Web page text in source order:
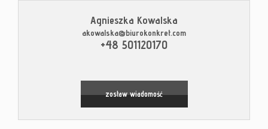
Leaflet © MapTiler©
Agnieszka Kowalska
akowalska@biurokonkret.com
+48 501120170
zostaw wiadomość